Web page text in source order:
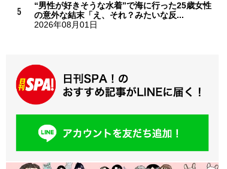
“男性が好きそうな水着”で海に行った25歳女性
の意外な結末「え、それ？みたいな反...
2026年08月01日